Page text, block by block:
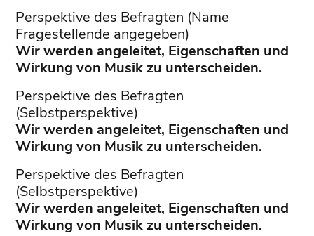
Perspektive des Befragten (Name
Fragestellende angegeben)
Wir werden angeleitet, Eigenschaften und
Wirkung von Musik zu unterscheiden.
Perspektive des Befragten
(Selbstperspektive)
Wir werden angeleitet, Eigenschaften und
Wirkung von Musik zu unterscheiden.
Perspektive des Befragten
(Selbstperspektive)
Wir werden angeleitet, Eigenschaften und
Wirkung von Musik zu unterscheiden.